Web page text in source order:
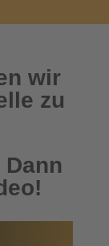
wir
zu